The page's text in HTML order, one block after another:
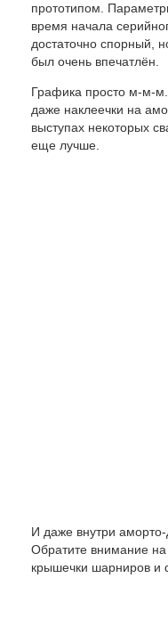
прототипом.
время начала
достаточно спорный,
был очень впечатлён.
Графика просто м-м-
даже наклеечки на
выступах некоторых
еще лучше.
И даже внутри аморто-
Обратите внимание
крышечки шарниров и